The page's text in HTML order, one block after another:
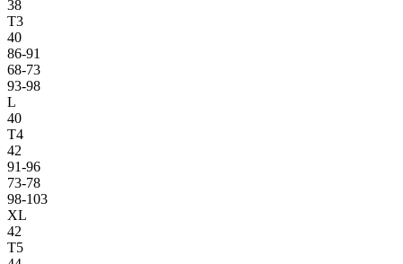
38
T3
40
86-91
68-73
93-98
L
40
T4
42
91-96
73-78
98-103
XL
42
T5